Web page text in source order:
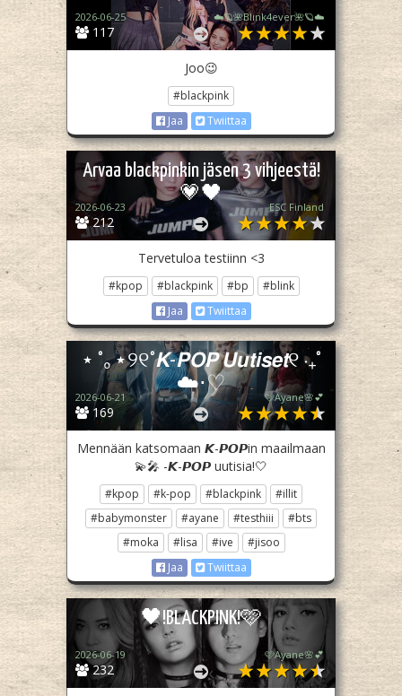
117
2026-06-25 ☁️🪐🌺Blink4ever🌺🪐☁️
Joo😉
#blackpink
Jaa
Twiittaa
Arvaa blackpinkin jäsen 3 vihjeestä!
💗🖤
212
2026-06-23 ESC Finland
Tervetuloa testiinn <3
#kpop #blackpink #bp
#blink
Jaa
Twiittaa
⋆ ˚｡⋆୨୧˚𝙆-𝙋𝙊𝙋 𝙐𝙪𝙩𝙞𝙨𝙚𝙩୧ ‧₊˚
☁️⋅♡
169
2026-06-21 🩷Ayane🌸💕
Mennään katsomaan 𝙆-𝙋𝙊𝙋in maailmaan
💫🎤 -𝙆-𝙋𝙊𝙋 uutisia!🤍
#kpop #k-pop #blackpink
#illit
#babymonster
#ayane #testhiii
#bts
#moka
#lisa #ive
#jisoo
Jaa
Twiittaa
🖤!BLACKPINK!🩷
232
2026-06-19 🩷Ayane🌸💕